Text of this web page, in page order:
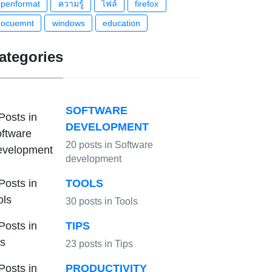
ความรู้ ไฟล์
firefox
windows education
SOFTWARE
DEVELOPMENT
20 posts in Software
development
TOOLS
30 posts in Tools
TIPS
23 posts in Tips
PRODUCTIVITY